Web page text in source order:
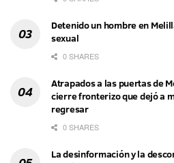
Detenido un hombre en
sexual
0 SHARES
Atrapados a las puertas de
cierre fronterizo que dejó a
regresar
0 SHARES
La desinformación y la